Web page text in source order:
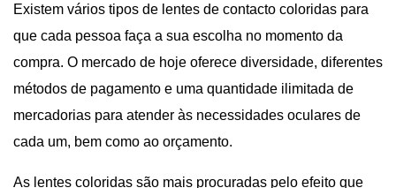
Existem vários tipos de lentes de contacto coloridas para
que cada pessoa faça a sua escolha no momento da
compra. O mercado de hoje oferece diversidade, diferentes
métodos de pagamento e uma quantidade ilimitada de
mercadorias para atender às necessidades oculares de
cada um, bem como ao orçamento.
As lentes coloridas são mais procuradas pelo efeito que